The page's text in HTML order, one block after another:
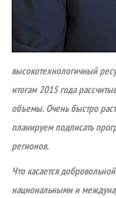
высокотехнологичный
итогам 2015 года
объемы. Очень быстро
планируем подписать
регионов.
Что касается
национальными и